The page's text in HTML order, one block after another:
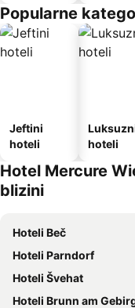
Popularne
Jeftini
hoteli
hoteli
Hotel Mercure
blizini
Hoteli Beč
Hoteli Parndorf
Hoteli Švehat
Hoteli Brunn am